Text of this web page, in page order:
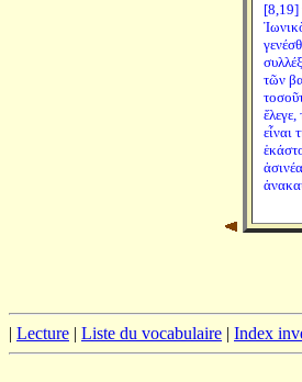
[8,19]
τῶν
εἶναι
| Lecture | Liste du vocabulaire | Index